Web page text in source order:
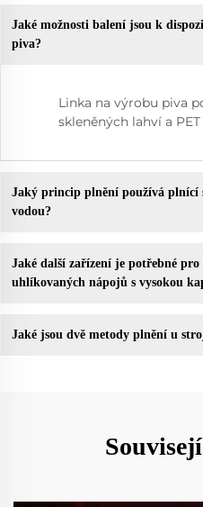
Jaké možnosti balení jsou k
piva?
Linka na výrobu piva
skleněných lahví a
Jaký princip plnění používá plnící
vodou?
Jaké další zařízení je potřebné
uhlíkovaných nápojů s vysokou
Jaké jsou dvě metody plnění u